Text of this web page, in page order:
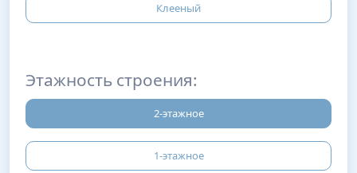
Клееный
Этажность строения:
2-этажное
1-этажное